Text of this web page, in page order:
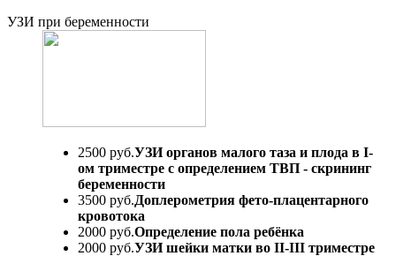
УЗИ при беременности
2500 руб.УЗИ органов малого таза и плода в I-
ом триместре с определением ТВП - скрининг
беременности
3500 руб.Доплерометрия фето-плацентарного
кровотока
2000 руб.Определение пола ребёнка
2000 руб.УЗИ шейки матки во II-III триместре